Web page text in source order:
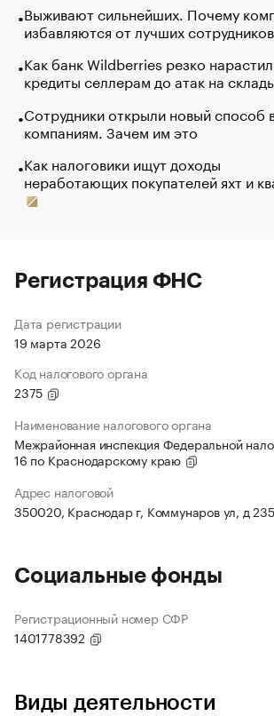
Выживают сильнейших. Почему
избавляются от лучших сотрудников
Как банк Wildberries резко нарастил
кредиты селлерам до атак на
Сотрудники открыли новый способ
компаниям. Зачем им это
Как налоговики ищут доходы
неработающих покупателей яхт и
Регистрация ФНС
Дата регистрации
19 марта 2026
Код налогового органа
2375
Наименование налогового органа
Межрайонная инспекция Федеральной
16 по Краснодарскому краю
Адрес налоговой
350020, Краснодар г, Коммунаров ул, д 235
Социальные фонды
Регистрационный номер СФР
1401778392
Виды деятельности